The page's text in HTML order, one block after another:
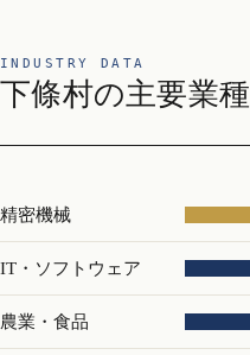
INDUSTRY DATA
下條村の主要業種
精密機械
IT・ソフトウェア
農業・食品